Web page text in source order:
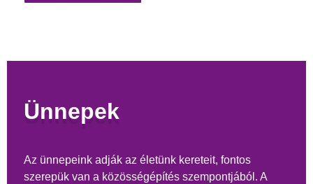
Ünnepek
Az ünnepeink adják az életünk kereteit, fontos
szerepük van a közösségépítés szempontjából. A